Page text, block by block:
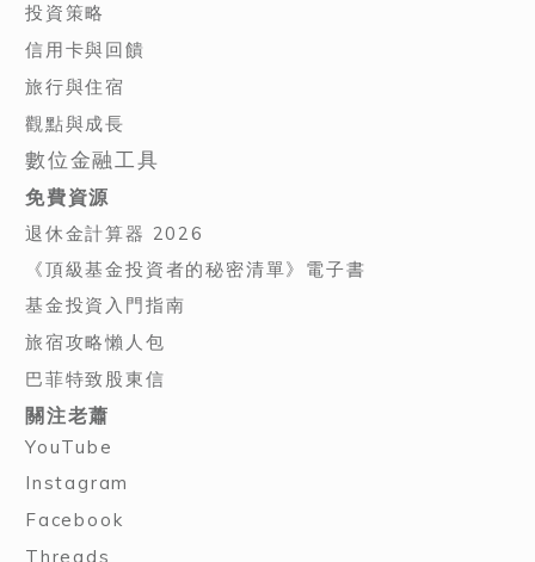
投資策略
信用卡與回饋
旅行與住宿
觀點與成長
數位金融工具
免費資源
退休金計算器 2026
《頂級基金投資者的秘密清單》電子書
基金投資入門指南
旅宿攻略懶人包
巴菲特致股東信
關注老蕭
YouTube
Instagram
Facebook
Threads